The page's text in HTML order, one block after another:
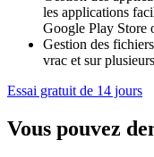
les applications
Google Play Store
Gestion des
vrac et sur
Essai gratuit de 14 jours
Vous pouvez